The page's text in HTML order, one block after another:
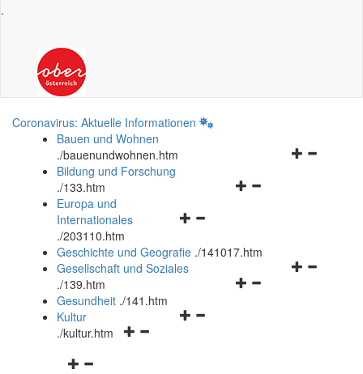
.
Coronavirus: Aktuelle Informationen
Bauen und Wohnen
./bauenundwohnen.htm
Navigationsmenü
Bildung und Forschung
./133.htm
Navigationsmenü
und
schließen
Europa und
Internationales
./203110.htm
Geschichte und Geografie ./141017.htm
Navigationsmenü
Gesellschaft und Soziales
./139.htm
Navigationsmenü
Gesundheit ./141.htm
Navigationsmenü
Kultur
./kultur.htm
Navigationsmenü